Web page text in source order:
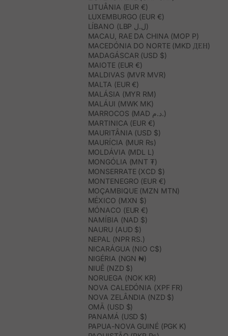
LITUÂNIA (EUR €)
LUXEMBURGO (EUR €)
LÍBANO (LBP ل.ل)
MACAU, RAE DA CHINA (MOP P)
MACEDÓNIA DO NORTE (MKD ДЕН)
MADAGÁSCAR (USD $)
MAIOTE (EUR €)
MALDIVAS (MVR MVR)
MALTA (EUR €)
MALÁSIA (MYR RM)
MALÁUI (MWK MK)
MARROCOS (MAD د.م.)
MARTINICA (EUR €)
MAURITÂNIA (USD $)
MAURÍCIA (MUR ₨)
MOLDÁVIA (MDL L)
MONGÓLIA (MNT ₮)
MONSERRATE (XCD $)
MONTENEGRO (EUR €)
MOÇAMBIQUE (MZN MTN)
MÉXICO (MXN $)
MÓNACO (EUR €)
NAMÍBIA (NAD $)
NAURU (AUD $)
NEPAL (NPR RS.)
NICARÁGUA (NIO C$)
NIGÉRIA (NGN ₦)
NIUÊ (NZD $)
NORUEGA (NOK KR)
NOVA CALEDÓNIA (XPF FR)
NOVA ZELÂNDIA (NZD $)
OMÃ (USD $)
PANAMÁ (USD $)
PAPUA-NOVA GUINÉ (PGK K)